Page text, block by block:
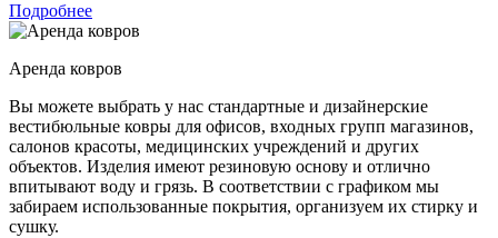
Подробнее
Аренда ковров
Вы можете выбрать у нас стандартные и дизайнерские
вестибюльные ковры для офисов, входных групп магазинов,
салонов красоты, медицинских учреждений и других
объектов. Изделия имеют резиновую основу и отлично
впитывают воду и грязь. В соответствии с графиком мы
забираем использованные покрытия, организуем их стирку и
сушку.